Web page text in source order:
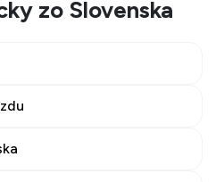
zo Slovenska